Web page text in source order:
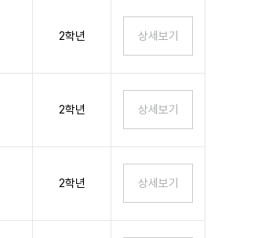
2학년
2학년
2학년